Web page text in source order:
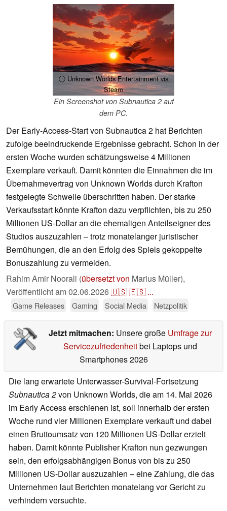
ⓘ Unknown Worlds Entertainment via
Steam
Ein Screenshot von Subnautica 2 auf
dem PC.
Der Early-Access-Start von Subnautica 2 hat Berichten
zufolge beeindruckende Ergebnisse gebracht. Schon in der
ersten Woche wurden schätzungsweise 4 Millionen
Exemplare verkauft. Damit könnten die Einnahmen die im
Übernahmevertrag von Unknown Worlds durch Krafton
festgelegte Schwelle überschritten haben. Der starke
Verkaufsstart könnte Krafton dazu verpflichten, bis zu 250
Millionen US-Dollar an die ehemaligen Anteilseigner des
Studios auszuzahlen – trotz monatelanger juristischer
Bemühungen, die an den Erfolg des Spiels gekoppelte
Bonuszahlung zu vermeiden.
Rahim Amir Noorali (übersetzt von Marius Müller),
Veröffentlicht am02.06.2026🇺🇸🇪🇸 ...
Game Releases Gaming Social Media Netzpolitik
Jetzt mitmachen: Unsere große Umfrage zur
Servicezufriedenheitbei Laptops und
Smartphones 2026
Die lang erwartete Unterwasser-Survival-Fortsetzung
Subnautica 2von Unknown Worlds, die am 14. Mai 2026
im Early Access erschienen ist, soll innerhalb der ersten
Woche rund vier Millionen Exemplare verkauft und dabei
einen Bruttoumsatz von 120 Millionen US-Dollar erzielt
haben. Damit könnte Publisher Krafton nun gezwungen
sein, den erfolgsabhängigen Bonus von bis zu 250
Millionen US-Dollar auszuzahlen – eine Zahlung, die das
Unternehmen laut Berichten monatelang vor Gericht zu
verhindern versuchte.